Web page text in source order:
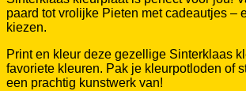
paard tot vrolijke Pieten met cadeautjes –
kiezen.
Print en kleur deze gezellige Sinterklaas
favoriete kleuren. Pak je kleurpotloden of
een prachtig kunstwerk van!